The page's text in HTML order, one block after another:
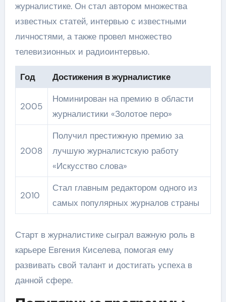
журналистике. Он стал автором множества
известных статей, интервью с известными
личностями, а также провел множество
телевизионных и радиоинтервью.
Год Достижения в журналистике
2005
Номинирован на премию в области
журналистики «Золотое перо»
2008
Получил престижную премию за
лучшую журналистскую работу
«Искусство слова»
2010
Стал главным редактором одного из
самых популярных журналов страны
Старт в журналистике сыграл важную роль в
карьере Евгения Киселева, помогая ему
развивать свой талант и достигать успеха в
данной сфере.